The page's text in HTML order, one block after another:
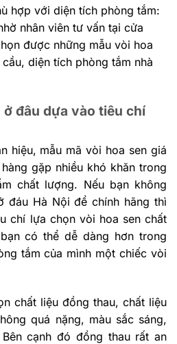
hợp với diện tích phòng tắm:
nhân viên tư vấn tại cửa
được những mẫu vòi hoa
diện tích phòng tắm nhà
đâu dựa vào tiêu chí
hiệu, mẫu mã vòi hoa sen giá
gặp nhiều khó khăn trong
chất lượng. Nếu bạn không
đáu Hà Nội để chính hãng thì
chí lựa chọn vòi hoa sen chất
có thể dễ dàng hơn trong
tắm của mình một chiếc vòi
chất liệu đồng thau, chất liệu
quá nặng, màu sắc sáng,
cạnh đó đồng thau rất an